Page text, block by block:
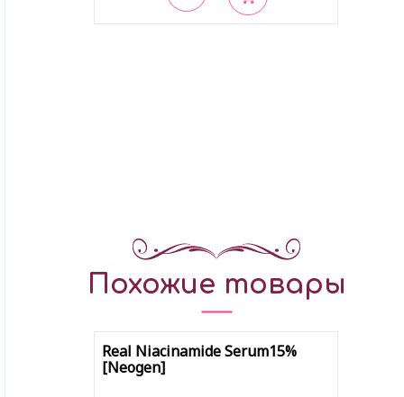
Похожие товары
Real Niacinamide Serum15%
[Neogen]